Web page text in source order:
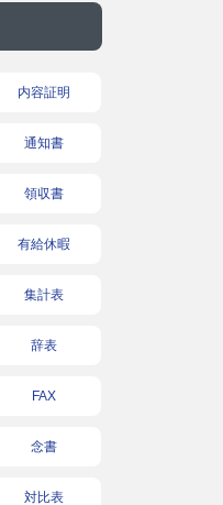
内容証明
通知書
領収書
有給休暇
集計表
辞表
FAX
念書
対比表